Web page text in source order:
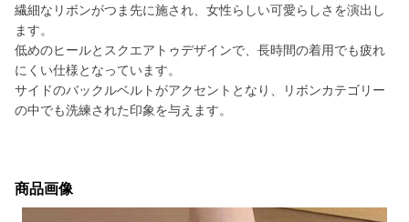
繊細なリボンがつま先に施され、女性らしい可愛らしさを演出し
ます。
低めのヒールとスクエアトゥデザインで、長時間の着用でも疲れ
にくい仕様となっています。
サイドのバックルベルトがアクセントとなり、リボンカテゴリー
の中でも洗練された印象を与えます。
商品画像